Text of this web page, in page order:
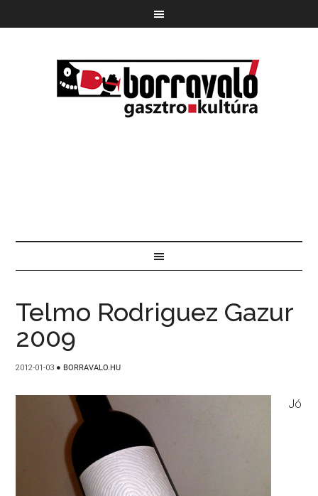
Telmo Rodriguez Gazur
2009
2012-01-03 ● BORRAVALO.HU
Jó